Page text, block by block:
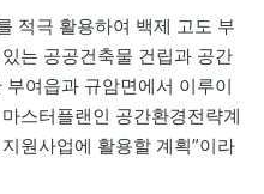
적극 활용하여 백제 고도 부
는 공공건축물 건립과 공간
여읍과 규암면에서 이루이
스터플랜인 공간환경전략계
원사업에 활용할 계획”이라